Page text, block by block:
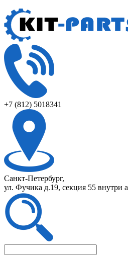
+7 (812) 5018341
Санкт-Петербург,
ул. Фучика д.19, секция 55 внутри